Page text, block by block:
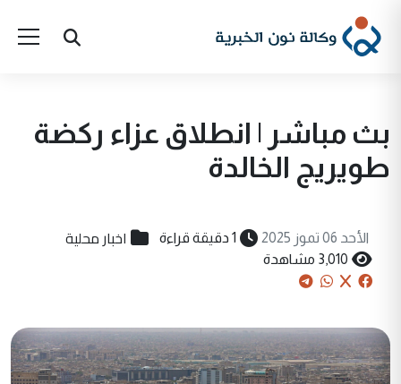
بث مباشر | انطلاق عزاء ركضة
طويريج الخالدة
الأحد 06 تموز 2025 1 دقيقة قراءة اخبار محلية
3,010 مشاهدة